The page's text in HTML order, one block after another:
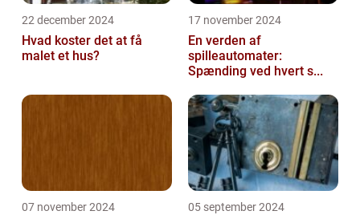
22 december 2024
Hvad koster det at få
malet et hus?
17 november 2024
En verden af
spilleautomater:
Spænding ved hvert s...
07 november 2024 05 september 2024